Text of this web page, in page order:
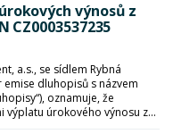
výnosů z
CZ0003537235
a.s., se sídlem Rybná
dluhopisů s názvem
oznamuje, že
úrokového výnosu z...